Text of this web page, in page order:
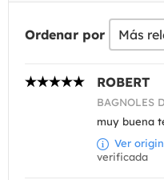
Ordenar por
ROBERT
BAGNOLES
muy buena
Ver
verificada